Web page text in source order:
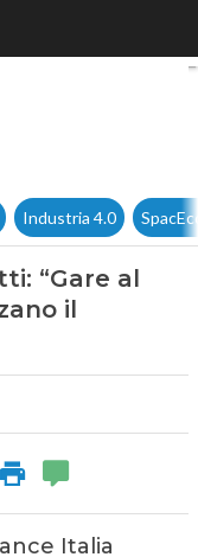
Ghetti:
Industria 4.0
“Gare al
il
Italia